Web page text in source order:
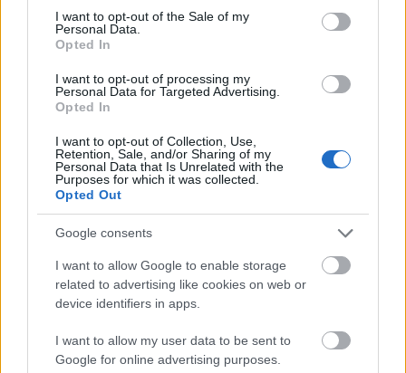
consent section.
I want to opt-out of the Sale of my
Personal Data.
Opted In
I want to opt-out of processing my
Personal Data for Targeted Advertising.
Opted In
I want to opt-out of Collection, Use,
Retention, Sale, and/or Sharing of my
Personal Data that Is Unrelated with the
Purposes for which it was collected.
Opted Out
Google consents
I want to allow Google to enable storage
related to advertising like cookies on web or
device identifiers in apps.
I want to allow my user data to be sent to
Google for online advertising purposes.
Ακολουθήστε τοjenny.grστο
google
newsκαι μάθετε τα πάντα γύρω από
τα καλύτερα προϊόντα ομορφιάς, την
τέλεια εφαρμογή τους και τα πιο hot